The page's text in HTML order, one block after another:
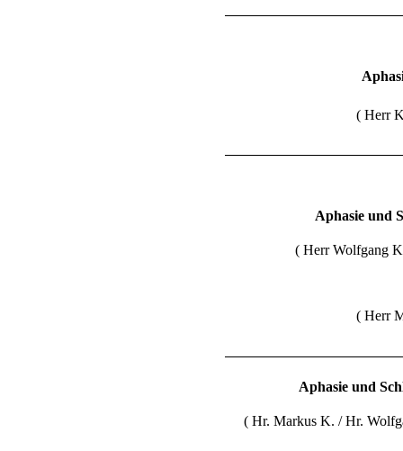
( Herr
Aphasie und
( Herr Wolfgang
( Herr
Aphasie und
( Hr. Markus K. / Hr.